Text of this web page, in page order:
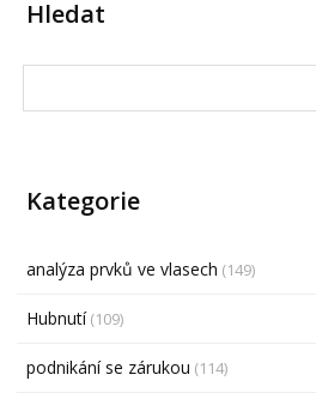
Hledat
Kategorie
analýza prvků ve vlasech (149)
Hubnutí(109)
podnikání se zárukou (114)